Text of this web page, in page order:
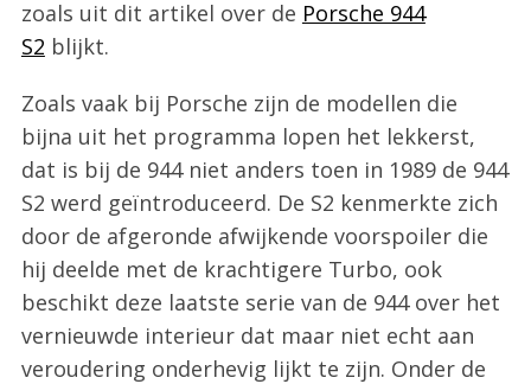
zoals uit dit artikel over de Porsche 944
S2 blijkt.
Zoals vaak bij Porsche zijn de modellen die
bijna uit het programma lopen het lekkerst,
dat is bij de 944 niet anders toen in 1989 de 944
S2 werd geïntroduceerd. De S2 kenmerkte zich
door de afgeronde afwijkende voorspoiler die
hij deelde met de krachtigere Turbo, ook
beschikt deze laatste serie van de 944 over het
vernieuwde interieur dat maar niet echt aan
veroudering onderhevig lijkt te zijn. Onder de